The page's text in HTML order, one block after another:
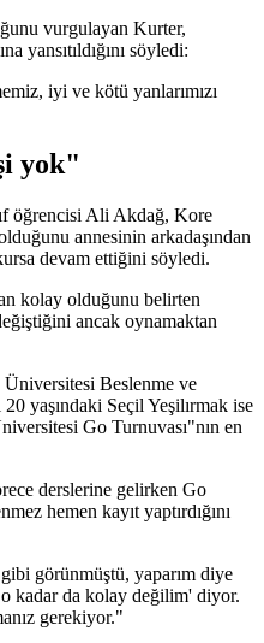
vurgulayan Kurter,
yansıtıldığını söyledi:
iyi ve kötü yanlarımızı
yok"
öğrencisi Ali Akdağ, Kore
annesinin arkadaşından
devam ettiğini söyledi.
kolay olduğunu belirten
ancak oynamaktan
Beslenme ve
yaşındaki Seçil Yeşilırmak ise
Go Turnuvası"nın en
derslerine gelirken Go
hemen kayıt yaptırdığını
görünmüştü, yaparım diye
kadar da kolay değilim' diyor.
gerekiyor."